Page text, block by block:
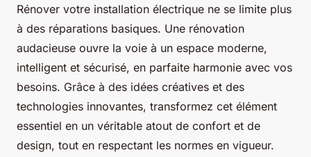
Rénover votre installation électrique ne se limite plus
à des réparations basiques. Une rénovation
audacieuse ouvre la voie à un espace moderne,
intelligent et sécurisé, en parfaite harmonie avec vos
besoins. Grâce à des idées créatives et des
technologies innovantes, transformez cet élément
essentiel en un véritable atout de confort et de
design, tout en respectant les normes en vigueur.